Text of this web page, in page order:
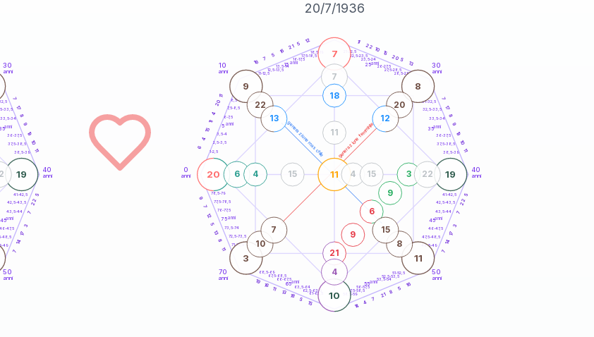
30
anni
40
anni
50
anni
33,5
33,5-34
36-37,5
37,5-38,5
38,5-39
41-42,5
42,5-43,5
43,5-44
46-47,5
48,5
49
7
17
8
9
19
10
11
5
22
7
3
17
14
7
19
35anni
45anni
20/7/1936
generazione maschile generazione femminile
0
anni
10
anni
30
anni
40
anni
50
anni
70
anni
1-2,5
2,5-3,5
3,5-4
6-7,5
7,5-8,5
8,5-9
11-12,5
12,5-13,5
13,5-14
16-17,5
17,5-18,5
18,5-19
21-22,5
22,5-23,5
23,5-24
26-27,5
27,5-28,5
28,5-29
31-32,5
32,5-33,5
33,5-34
36-37,5
37,5-38,5
38,5-39
41-42,5
42,5-43,5
43,5-44
46-47,5
47,5-48,5
48,5-49
51-52,5
52,5-53,5
53,5-54
56-57,5
57,5-58,5
58,5-59
61-62,5
62,5-63,5
63,5-64
66-67,5
67,5-68,5
68,5-69
71-72,5
72,5-73,5
73,5-74
76-77,5
77,5-78,5
78,5-79
6
4
15
11
4
20
11
16
7
5
16
21 5
12 11
22 10
15
20 5
13
7
17
8
9
19
10
11
5
22
7
3
17
14
7
16
5
8
21
7
4
14
15
5
18
13
11
16
19
11
8
13
5
12
7
9
20
7
19
10
11
9 8
3 11
21
9
6
9
3
6
7
22
4
4
18
4 15
15
11
22
13
20
12
10
7
8
15
5 anni
15 anni 25anni
35anni
45anni
55anni
65anni
75anni